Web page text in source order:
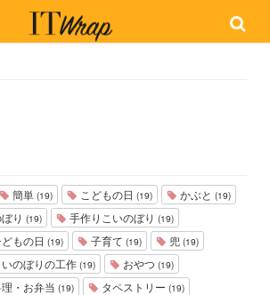
簡単 (19) こどもの日 (19) かぶと (19)
り (19) 手作りこいのぼり (19)
もの日 (19) 子育て (19) 兜 (19)
いのぼりの工作 (19) おやつ (19)
・お弁当 (19) タペストリー (19)